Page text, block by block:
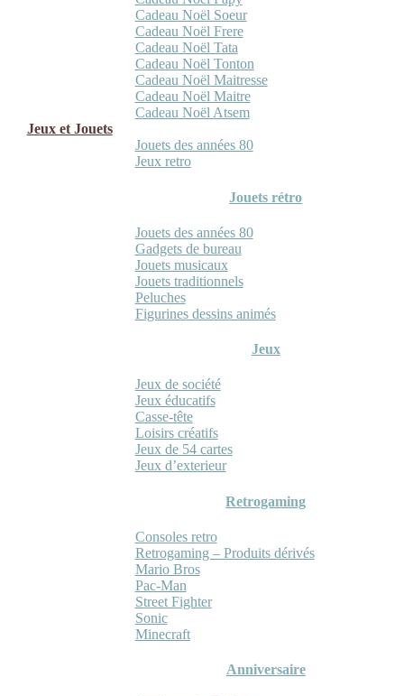
Cadeau Noël Soeur
Cadeau Noël Frere
Cadeau Noël Tata
Cadeau Noël Tonton
Cadeau Noël Maitresse
Cadeau Noël Maitre
Cadeau Noël Atsem
Jeux et Jouets
Jouets des années 80
Jeux retro
Jouets rétro
Jouets des années 80
Gadgets de bureau
Jouets musicaux
Jouets traditionnels
Peluches
Figurines dessins animés
Jeux
Jeux de société
Jeux éducatifs
Casse-tête
Loisirs créatifs
Jeux de 54 cartes
Jeux d’exterieur
Retrogaming
Consoles retro
Retrogaming – Produits dérivés
Mario Bros
Pac-Man
Street Fighter
Sonic
Minecraft
Anniversaire